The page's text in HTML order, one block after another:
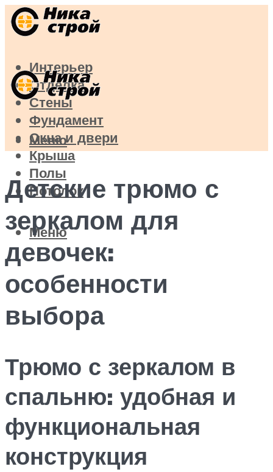
Интерьер
Отделка
Стены
Фундамент
Окна и двери
Крыша
Полы
Потолок
Меню
Меню
Детские трюмо с
зеркалом для
девочек:
особенности
выбора
Трюмо с зеркалом в
спальню: удобная и
функциональная
конструкция